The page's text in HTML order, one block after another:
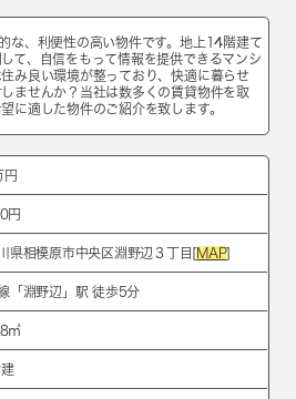
な、利便性の高い物件です。地上14階建て
て、自信をもって情報を提供できるマンシ
み良い環境が整っており、快適に暮らせ
ませんか？当社は数多くの賃貸物件を取
に適した物件のご紹介を致します。
円
円
県相模原市中央区淵野辺３丁目[ MAP]
「 淵野辺 」駅 徒歩5分
㎡
建